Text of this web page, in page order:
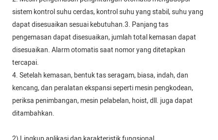
sistem kontrol suhu cerdas, kontrol suhu yang stabil, suhu yang
dapat disesuaikan sesuai kebutuhan.3. Panjang tas
pengemasan dapat disesuaikan, jumlah total kemasan dapat
disesuaikan. Alarm otomatis saat nomor yang ditetapkan
tercapai.
4. Setelah kemasan, bentuk tas seragam, biasa, indah, dan
kencang, dan peralatan ekspansi seperti mesin pengkodean,
periksa penimbangan, mesin pelabelan, hoist, dll. juga dapat
ditambahkan.